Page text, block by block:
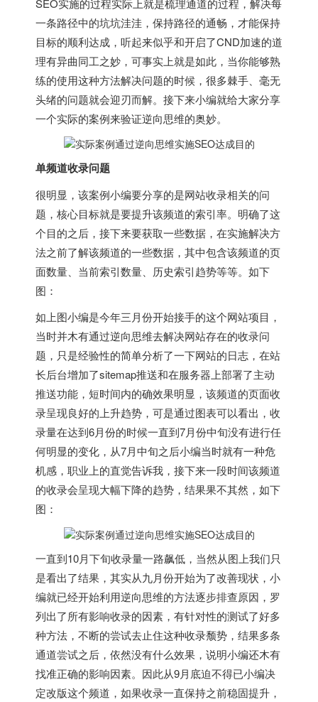
SEO实施的过程实际上就是梳理通道的过程，解决每
一条路径中的坑坑洼洼，保持路径的通畅，才能保持
目标的顺利达成，听起来似乎和开启了CND加速的道
理有异曲同工之妙，可事实上就是如此，当你能够熟
练的使用这种方法解决问题的时候，很多棘手、毫无
头绪的问题就会迎刃而解。接下来小编就给大家分享
一个实际的案例来验证逆向思维的奥妙。
单频道收录问题
很明显，该案例小编要分享的是网站收录相关的问
题，核心目标就是要提升该频道的索引率。明确了这
个目的之后，接下来要获取一些数据，在实施解决方
法之前了解该频道的一些数据，其中包含该频道的页
面数量、当前索引数量、历史索引趋势等等。如下
图：
如上图小编是今年三月份开始接手的这个网站项目，
当时并木有通过逆向思维去解决网站存在的收录问
题，只是经验性的简单分析了一下网站的日志，在站
长后台增加了sitemap推送和在服务器上部署了主动
推送功能，短时间内的确效果明显，该频道的页面收
录呈现良好的上升趋势，可是通过图表可以看出，收
录量在达到6月份的时候一直到7月份中旬没有进行任
何明显的变化，从7月中旬之后小编当时就有一种危
机感，职业上的直觉告诉我，接下来一段时间该频道
的收录会呈现大幅下降的趋势，结果果不其然，如下
图：
一直到10月下旬收录量一路飙低，当然从图上我们只
是看出了结果，其实从九月份开始为了改善现状，小
编就已经开始利用逆向思维的方法逐步排查原因，罗
列出了所有影响收录的因素，有针对性的测试了好多
种方法，不断的尝试去止住这种收录颓势，结果多条
通道尝试之后，依然没有什么效果，说明小编还木有
找准正确的影响因素。因此从9月底迫不得已小编决
定改版这个频道，如果收录一直保持之前稳固提升，